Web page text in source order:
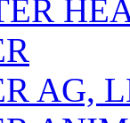
AG,